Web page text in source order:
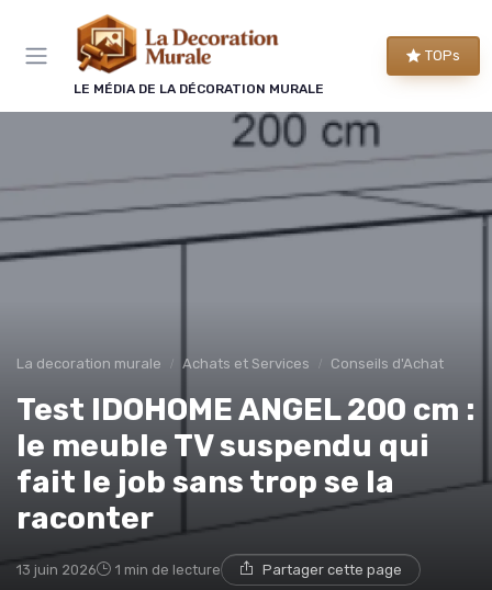
LE MÉDIA DE LA DÉCORATION MURALE
TOPs
La decoration murale Achats et Services Conseils d'Achat
Test IDOHOME ANGEL 200 cm :
le meuble TV suspendu qui
fait le job sans trop se la
raconter
13 juin 2026 1 min de lecture Partager cette page
Panneau de gestion des cookies